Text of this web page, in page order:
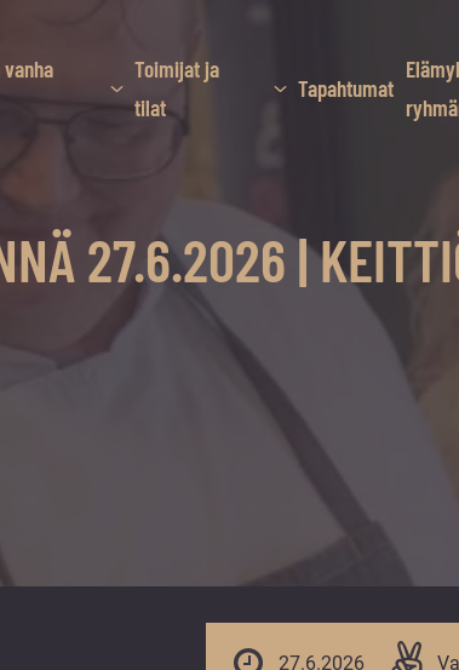
Toimijat ja
tilat
Tapahtumat
27.6.2026 |
27.6.2026